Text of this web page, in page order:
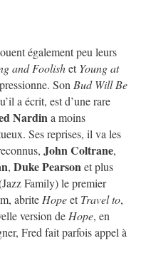
également peu leurs
and FoolishetYoung at
Son Bud Will Be
a écrit, est d’une rare
Nardina moins
Ses reprises, il va les
John Coltrane,
, Duke Pearsonet plus
Family) le premier
abrite HopeetTravel to,
version de Hope, en
Fred fait parfois appel à